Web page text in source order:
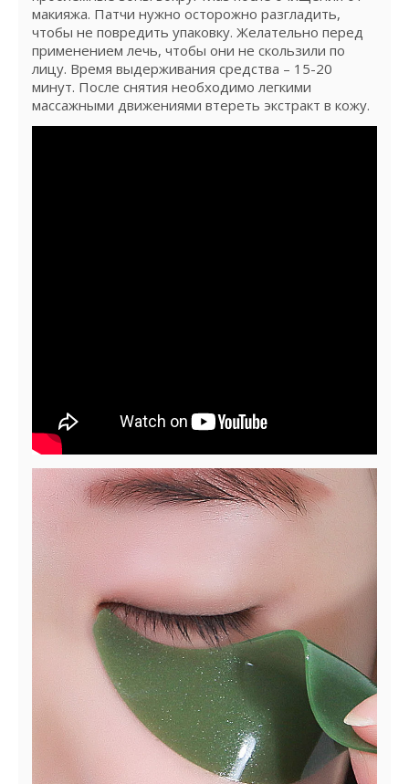
макияжа. Патчи нужно осторожно разгладить,
чтобы не повредить упаковку. Желательно перед
применением лечь, чтобы они не скользили по
лицу. Время выдерживания средства – 15-20
минут. После снятия необходимо легкими
массажными движениями втереть экстракт в кожу.